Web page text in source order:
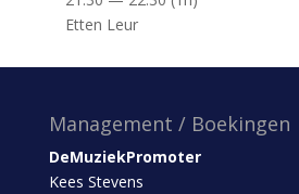
Etten Leur
Management / Boekingen
DeMuziekPromoter
Kees Stevens